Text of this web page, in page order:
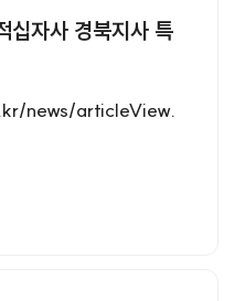
십자사 경북지사 특
news/articleView.